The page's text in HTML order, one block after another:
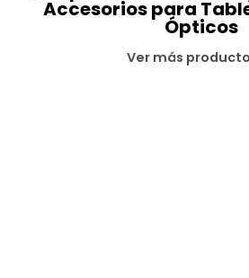
Accesorios para
Ópticos
Ver más